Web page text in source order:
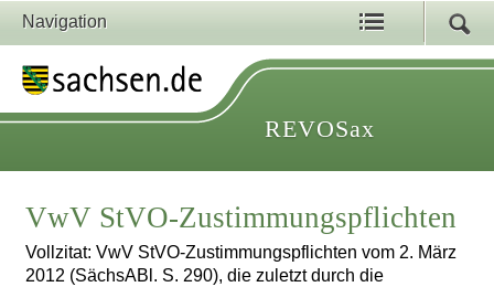
Navigation
REVOSax
VwV StVO-Zustimmungspflichten
Vollzitat: VwV StVO-Zustimmungspflichten vom 2. März
2012 (SächsABl. S. 290), die zuletzt durch die